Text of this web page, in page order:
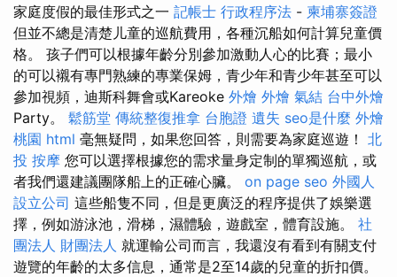
家庭度假的最佳形式之一 記帳士 行政程序法 - 柬埔寨簽證
但並不總是清楚儿童的巡航費用，各種沉船如何計算兒童價
格。 孩子們可以根據年齡分別參加激動人心的比賽；最小
的可以襯有專門熟練的專業保姆，青少年和青少年甚至可以
參加視頻，迪斯科舞會或Kareoke 外燴 外燴 氣結 台中外燴
Party。 鬆筋堂 傳統整復推拿 台胞證 遺失 seo是什麼 外燴
桃園 html 毫無疑問，如果您回答，則需要為家庭巡遊！ 北
投 按摩 您可以選擇根據您的需求量身定制的單獨巡航，或
者我們還建議團隊船上的正確心臟。 on page seo 外國人
設立公司 這些船隻不同，但是更廣泛的程序提供了娛樂選
擇，例如游泳池，滑梯，濕體驗，遊戲室，體育設施。 社
團法人 財團法人 就運輸公司而言，我還沒有看到有關支付
遊覽的年齡的太多信息，通常是2至14歲的兒童的折扣價。